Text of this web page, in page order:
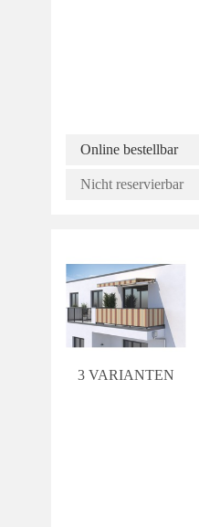
Online bestellbar
Nicht reservierbar
3 VARIANTEN